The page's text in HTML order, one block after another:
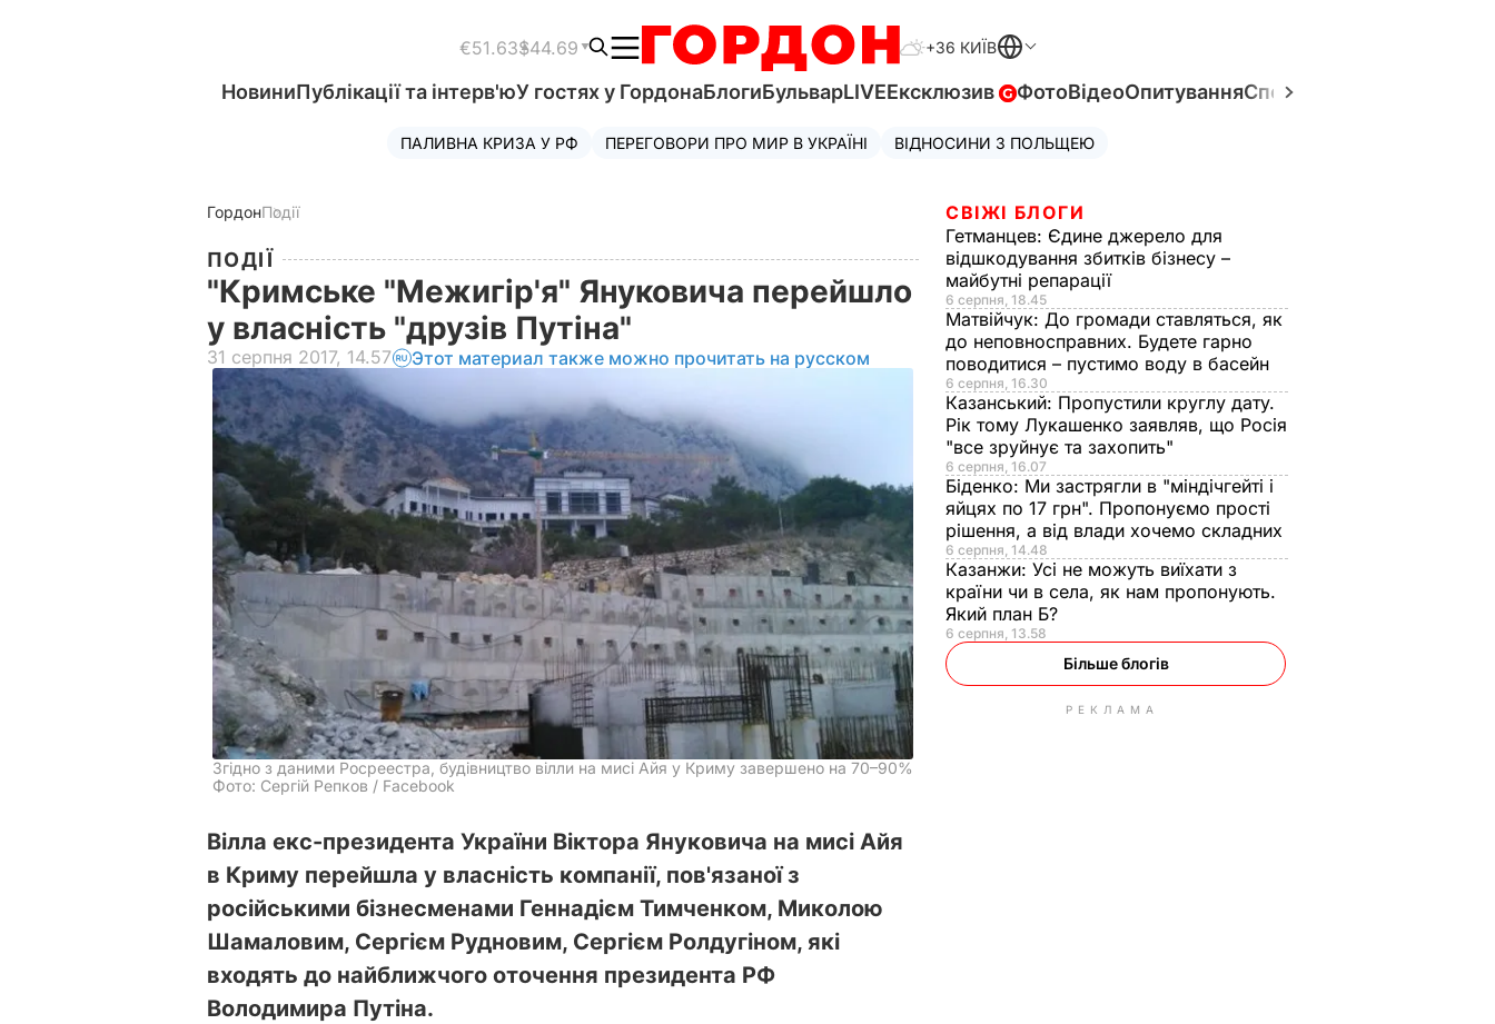
€51.63$44.69 +36 КИЇВ
НовиниПублікації та інтерв'юУ гостях у ГордонаБлогиБульварLIVEЕксклюзив ФотоВідеоОпитуванняСпецпроєкти
ПАЛИВНА КРИЗА У РФ ПЕРЕГОВОРИ ПРО МИР В УКРАЇНІ ВІДНОСИНИ З ПОЛЬЩЕЮ
ГордонПодії
ПОДІЇ
"Кримське "Межигір'я" Януковича перейшло
у власність "друзів Путіна"
31 серпня 2017, 14.57 Этот материал также можно прочитать на русском
Згідно з даними Росреестра, будівництво вілли на мисі Айя у Криму завершено на 70–90%
Фото: Сергій Репков / Facebook
Вілла екс-президента України Віктора Януковича на мисі Айя
в Криму перейшла у власність компанії, пов'язаної з
російськими бізнесменами Геннадієм Тимченком, Миколою
Шамаловим, Сергієм Рудновим, Сергієм Ролдугіном, які
входять до найближчого оточення президента РФ
Володимира Путіна.
СВІЖІ БЛОГИ
Гетманцев: Єдине джерело для
відшкодування збитків бізнесу –
майбутні репарації
6 серпня, 18.45
Матвійчук: До громади ставляться, як
до неповносправних. Будете гарно
поводитися – пустимо воду в басейн
6 серпня, 16.30
Казанський: Пропустили круглу дату.
Рік тому Лукашенко заявляв, що Росія
"все зруйнує та захопить"
6 серпня, 16.07
Біденко: Ми застрягли в "міндічгейті і
яйцях по 17 грн". Пропонуємо прості
рішення, а від влади хочемо складних
6 серпня, 14.48
Казанжи: Усі не можуть виїхати з
країни чи в села, як нам пропонують.
Який план Б?
6 серпня, 13.58
Більше блогів
РЕКЛАМА